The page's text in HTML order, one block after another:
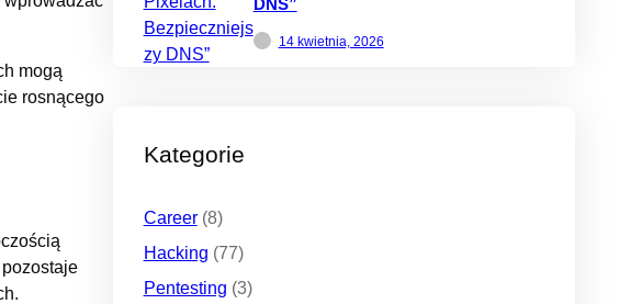
mogą
rosnącego
DNS”
14 kwietnia, 2026
Kategorie
Career(8)
Hacking (77)
Pentesting (3)